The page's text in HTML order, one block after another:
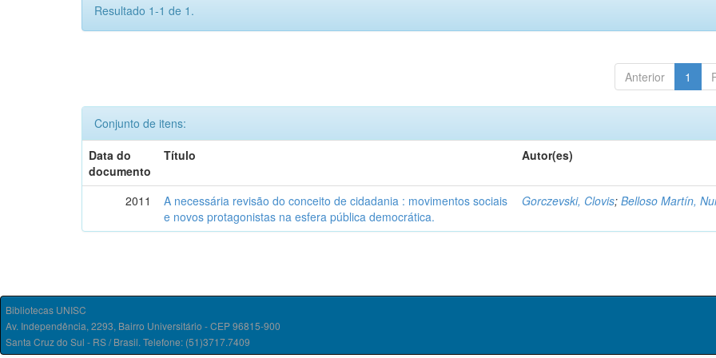
Resultado 1-1 de 1.
Anterior 1
Conjunto de itens:
Data do
documento
Título Autor(es)
2011
A necessária revisão do conceito de cidadania : movimentos sociais
e novos protagonistas na esfera pública democrática.
Gorczevski, Clovis;Belloso Martín,
Bibliotecas UNISC
Av. Independência, 2293, Bairro Universitário - CEP 96815-900
Santa Cruz do Sul - RS / Brasil. Telefone: (51)3717.7409